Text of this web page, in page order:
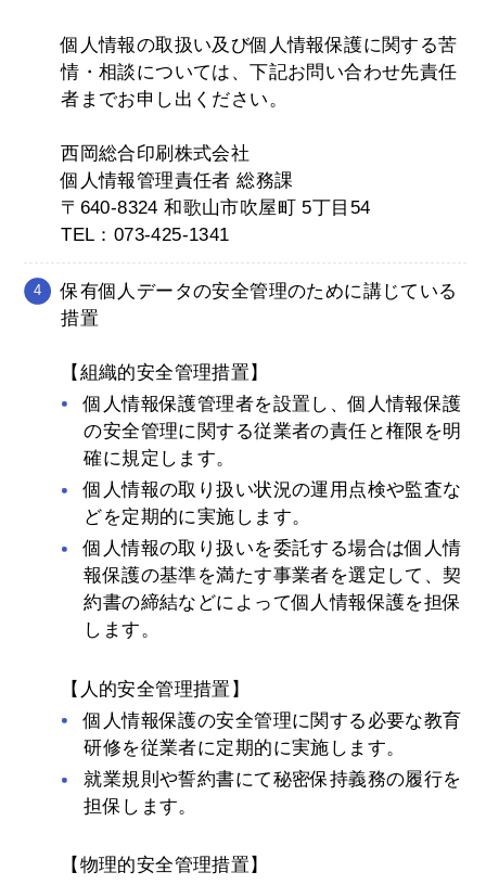
個人情報の取扱い及び個人情報保護に関する苦
情・相談については、下記お問い合わせ先責任
者までお申し出ください。
西岡総合印刷株式会社
個人情報管理責任者 総務課
〒640-8324 和歌山市吹屋町 5丁目54
TEL：073-425-1341
保有個人データの安全管理のために講じている
措置
【組織的安全管理措置】
個人情報保護管理者を設置し、個人情報保護
の安全管理に関する従業者の責任と権限を明
確に規定します。
個人情報の取り扱い状況の運用点検や監査な
どを定期的に実施します。
個人情報の取り扱いを委託する場合は個人情
報保護の基準を満たす事業者を選定して、契
約書の締結などによって個人情報保護を担保
します。
【人的安全管理措置】
個人情報保護の安全管理に関する必要な教育
研修を従業者に定期的に実施します。
就業規則や誓約書にて秘密保持義務の履行を
担保します。
【物理的安全管理措置】